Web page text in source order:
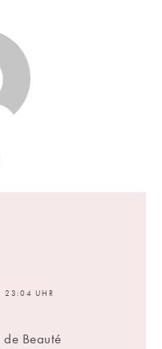
23:04 UHR
Beauté